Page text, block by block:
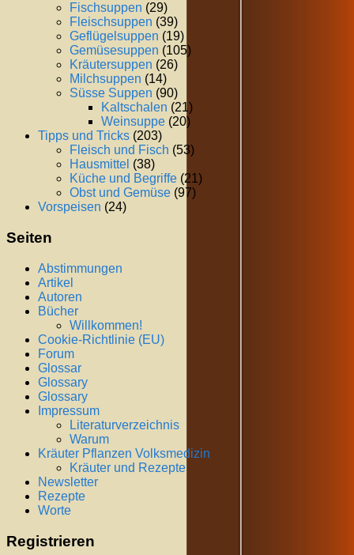
Fischsuppen (29)
Fleischsuppen (39)
Geflügelsuppen (19)
Gemüsesuppen (105)
Kräutersuppen (26)
Milchsuppen (14)
Süsse Suppen (90)
Kaltschalen (21)
Weinsuppe (20)
Tipps und Tricks (203)
Fleisch und Fisch (53)
Hausmittel (38)
Küche und Begriffe (21)
Obst und Gemüse (97)
Vorspeisen (24)
Seiten
Abstimmungen
Artikel
Autoren
Bücher
Willkommen!
Cookie-Richtlinie (EU)
Forum
Glossar
Glossary
Glossary
Impressum
Literaturverzeichnis
Warum
Kräuter Pflanzen Volksmedizin
Kräuter und Rezepte
Newsletter
Rezepte
Worte
Registrieren